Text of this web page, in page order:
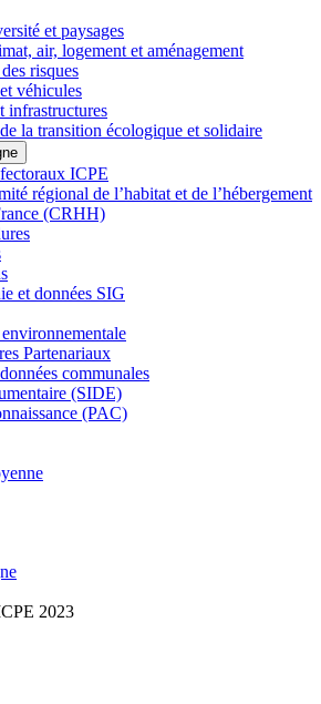
et paysages
air, logement et aménagement
risques
véhicules
infrastructures
la transition écologique et solidaire
ICPE
régional de l’habitat et de l’hébergement
(CRHH)
et données SIG
Partenariaux
communales
(SIDE)
(PAC)
2023